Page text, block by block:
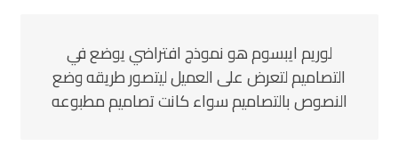
لوريم ايبسوم هو نموذج افتراضي يوضع في
التصاميم لتعرض على العميل ليتصور طريقه وضع
النصوص بالتصاميم سواء كانت تصاميم مطبوعه